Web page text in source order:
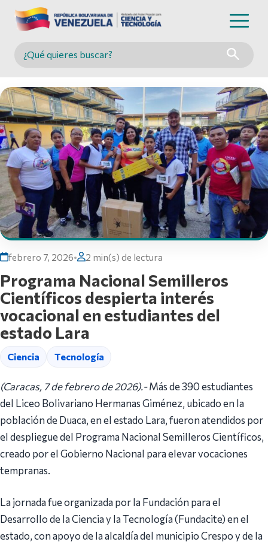
Buscar en MINCYT
febrero 7, 2026• 2 min(s) de lectura
Programa Nacional Semilleros
Científicos despierta interés
vocacional en estudiantes del
estado Lara
Ciencia Tecnología
(Caracas, 7 de febrero de 2026).-Más de 390 estudiantes
del Liceo Bolivariano Hermanas Giménez, ubicado en la
población de Duaca, en el estado Lara, fueron atendidos por
el despliegue del Programa Nacional Semilleros Científicos,
creado por el Gobierno Nacional para elevar vocaciones
tempranas.
La jornada fue organizada por la Fundación para el
Desarrollo de la Ciencia y la Tecnología (Fundacite) en el
estado, con apoyo de la alcaldía del municipio Crespo y de la